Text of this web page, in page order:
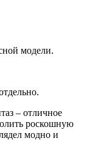
модели.
– отличное
роскошную
модно и